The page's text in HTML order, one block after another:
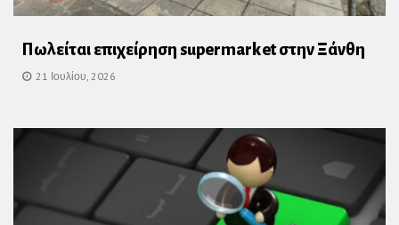
Πωλείται επιχείρηση supermarket στην Ξάνθη
21 Ιουλίου, 2026